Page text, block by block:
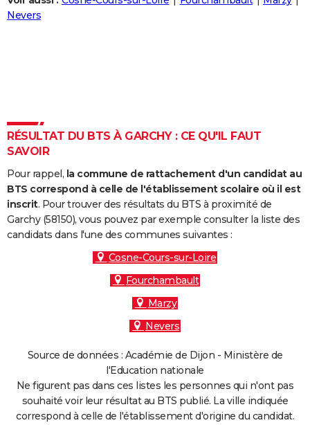
Destinations
City break
Voyage nature
Voyage de noces
Forum
Climat
+
PHOTO
Carte de Noël
Carte Bonne année
Carte Saint-Valentin
Carte Pâques
Carte d'anniversaire
DICTIONNAIRE
Dictionnaire
Biographies
Citations
Expressions
Proverbes
PROGRAMME TV
COPAINS D'AVANT
S'inscrire
Se connecter
Lycées
Collèges
Primaires
Universités
Entreprises
Service militaire
Avis de recherche
AVIS DE DÉCÈS
FORUM
Nevers
RÉSULTAT DU BTS À GARCHY : CE QU'IL FAUT
SAVOIR
Pour rappel, la commune de rattachement d'un candidat au
BTS correspond à celle de l'établissement scolaire où il est
inscrit. Pour trouver des résultats du BTS à proximité de
Garchy (58150), vous pouvez par exemple consulter la liste des
candidats dans l'une des communes suivantes :
Cosne-Cours-sur-Loire
Fourchambault
Marzy
Nevers
Source de données : Académie de Dijon - Ministère de
l'Education nationale
Ne figurent pas dans ces listes les personnes qui n'ont pas
souhaité voir leur résultat au BTS publié. La ville indiquée
correspond à celle de l'établissement d'origine du candidat.